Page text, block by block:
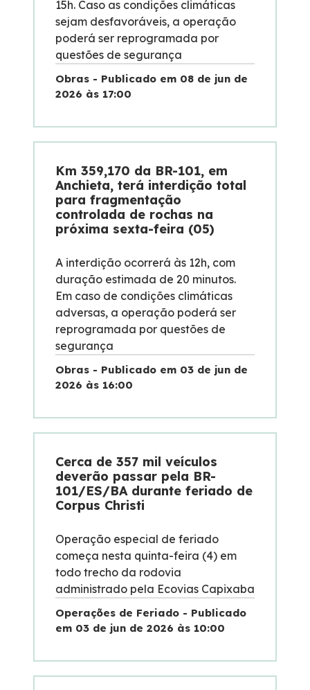
15h. Caso as condições climáticas
sejam desfavoráveis, a operação
poderá ser reprogramada por
questões de segurança
Obras - Publicado em 08 de jun de
2026 às 17:00
Km 359,170 da BR-101, em
Anchieta, terá interdição total
para fragmentação
controlada de rochas na
próxima sexta-feira (05)
A interdição ocorrerá às 12h, com
duração estimada de 20 minutos.
Em caso de condições climáticas
adversas, a operação poderá ser
reprogramada por questões de
segurança
Obras - Publicado em 03 de jun de
2026 às 16:00
Cerca de 357 mil veículos
deverão passar pela BR-
101/ES/BA durante feriado de
Corpus Christi
Operação especial de feriado
começa nesta quinta-feira (4) em
todo trecho da rodovia
administrado pela Ecovias Capixaba
Operações de Feriado - Publicado
em 03 de jun de 2026 às 10:00